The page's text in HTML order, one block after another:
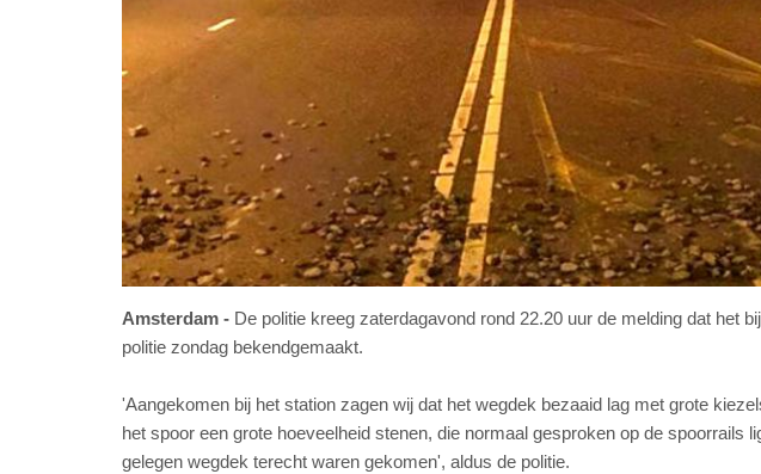
Amsterdam
De politie kreeg zaterdagavond rond 22.20 uur de melding dat het
politie zondag bekendgemaakt.
'Aangekomen bij het station zagen wij dat het wegdek bezaaid lag met grote
het spoor een grote hoeveelheid stenen, die normaal gesproken op de spoorrails
gelegen wegdek terecht waren gekomen', aldus de politie.